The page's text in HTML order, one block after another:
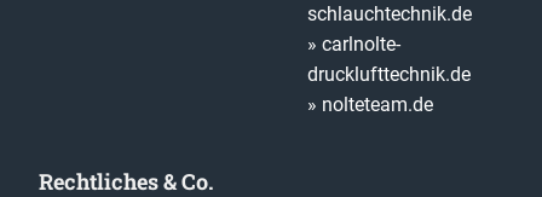
schlauchtechnik.de
» carlnolte-
drucklufttechnik.de
» nolteteam.de
Rechtliches & Co.